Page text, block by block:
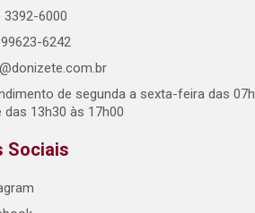
3392-6000
6242
de segunda a sexta-feira das 07h
das 13h30 às 17h00
Sociais